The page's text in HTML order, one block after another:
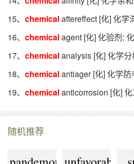
15、 chemicalaftereffect [化] 化学
16、 chemicalagent [化] 化验剂;
17、 chemicalanalysis [化] 化学
18、 chemicalantiager [化] 化学防
19、 chemicalanticorrosion [化]
随机推荐